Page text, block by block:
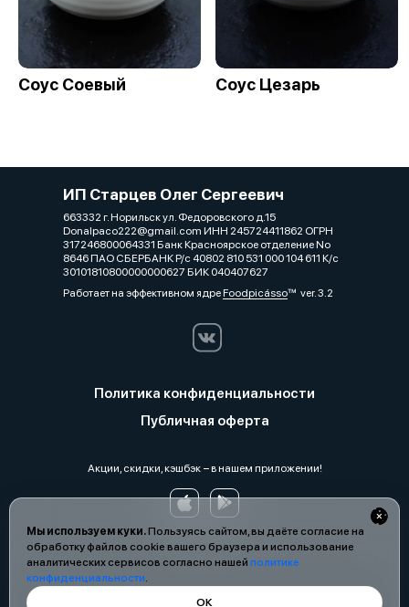
Мы используем куки.Пользуясь сайтом, вы даёте согласие на
обработку файлов cookie вашего браузера и использование
аналитических сервисов согласно нашей политике
конфиденциальности.
ОК
Соус Соевый Соус Цезарь
ИП Старцев Олег Сергеевич
663332 г. Норильск ул. Федоровского д.15
Donalpaco222@gmail.com ИНН 245724411862 ОГРН
317246800064331 Банк Красноярское отделение No
8646 ПАО СБЕРБАНК Р/с 40802 810 531 000 104 611 К/с
30101810800000000627 БИК 040407627
Работает на эффективном ядреFoodpicássover. 3.2
Политика конфиденциальности
Публичная оферта
Акции, скидки, кэшбэк − в нашем приложении!